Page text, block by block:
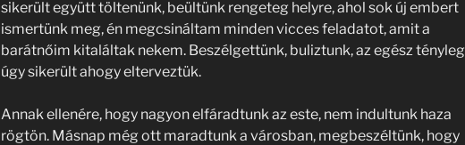
sikerült együtt töltenünk, beültünk rengeteg helyre, ahol sok új embert
ismertünk meg, én megcsináltam minden vicces feladatot, amit a
barátnőim kitaláltak nekem. Beszélgettünk, buliztunk, az egész tényleg
úgy sikerült ahogy elterveztük.
Annak ellenére, hogy nagyon elfáradtunk az este, nem indultunk haza
rögtön. Másnap még ott maradtunk a városban, megbeszéltünk, hogy